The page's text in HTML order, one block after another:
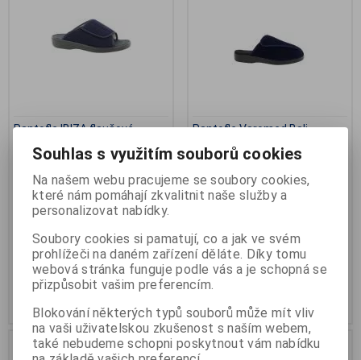
Pantofle IBIZA flaušové
Výrobce: Florett
Katalogové číslo: B-58900
Záruka (měsíců):24
Termín dodání (dny):
skladem
Počet na skladě: 2 pár
1 414 Kč
Pantofle Varomed Bali
flaušové modré
Katalogové číslo:B-58906.25
Záruka (měsíců):12
Termín dodání (dny):
pantofle s nastavitelnou šířkou,
šíře L
1 592 Kč
Přidat do košíku
Souhlas s využitím souborů cookies
Na našem webu pracujeme se soubory cookies,
které nám pomáhají zkvalitnit naše služby a
personalizovat nabídky.
Soubory cookies si pamatují, co a jak ve svém
prohlížeči na daném zařízení děláte. Díky tomu
webová stránka funguje podle vás a je schopná se
přizpůsobit vašim preferencím.
Blokování některých typů souborů může mít vliv
na vaši uživatelskou zkušenost s naším webem,
také nebudeme schopni poskytnout vám nabídku